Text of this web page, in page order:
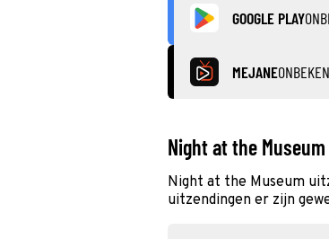
GOOGLE PLAY
MEJANE
Night at the
Night at the Museum
uitzendingen er zijn